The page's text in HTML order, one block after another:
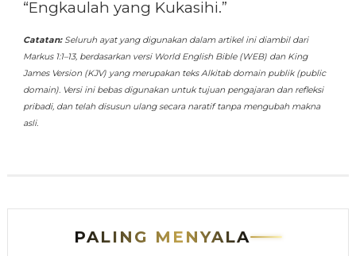
“Engkaulah yang Kukasihi.”
Catatan: Seluruh ayat yang digunakan dalam artikel ini diambil dari
Markus 1:1–13, berdasarkan versi World English Bible (WEB) dan King
James Version (KJV) yang merupakan teks Alkitab domain publik (public
domain). Versi ini bebas digunakan untuk tujuan pengajaran dan refleksi
pribadi, dan telah disusun ulang secara naratif tanpa mengubah makna
asli.
PALING MENYALA